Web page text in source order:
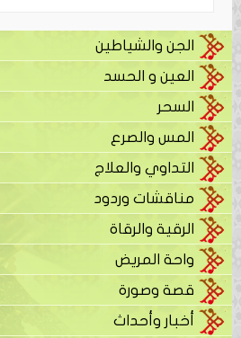
الجن والشياطين
العين و الحسد
السحر
المس والصرع
التداوي والعلاج
مناقشات وردود
الرقية والرقاة
واحة المريض
قصة وصورة
أخبار وأحداث